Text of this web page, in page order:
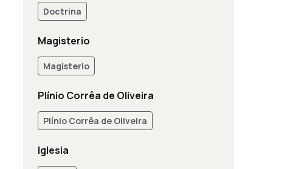
Doctrina
Magisterio
Magisterio
Plínio Corrêa de Oliveira
Plínio Corrêa de Oliveira
Iglesia